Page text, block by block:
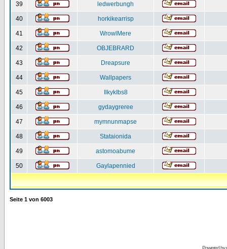
39 ledwerbungh
40 horkikearrisp
41 WrowlMere
42 OBJEBRARD
43 Dreapsure
44 Wallpapers
45 IlkykIbs8
46 gydaygreree
47 mymnunmapse
48 Stataionida
49 astomoabume
50 Gaylapennied
Seite 1 von 6003
Powered by